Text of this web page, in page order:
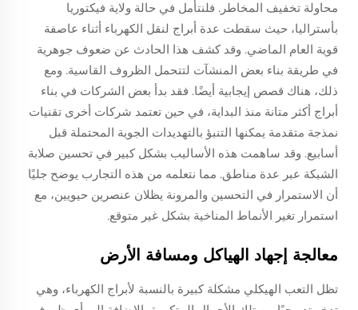
محاولة تخفيف المخاطر. فلنتأمل في حالة ولاية فيكتوريا
بأستراليا، حيث سقطت عدة أبراج لنقل الكهرباء أثناء عاصفة
قوية العام الماضي. وقد كشف هذا الحادث عن ضعوف جوهرية
في طريقة بناء بعض المنشآت لتتحمل الظروف القاسية. ومع
ذلك، هناك قصص إيجابية أيضًا. فقد بدأ بعض الشركات في بناء
أبراج أكثر متانة منذ البداية، في حين تعتمد شركات أخرى تقنيات
نمذجة متقدمة يمكنها التنبؤ بالتهديدات الجوية المحتملة قبل
أسابيع. وقد ساهمت هذه الأساليب بشكل كبير في تحسين صلابة
الشبكة عبر عدة مناطق. مما نتعلمه من هذه التجارب يوضح جليًا
أن الاستمرار في التحسين والمرونة يظلان عنصرين حيويين، مع
استمرار تغير الأنماط المناخية بشكل غير متوقع.
معالجة إجهاد الهياكل ومسافة الأرض
تظل التعب الهيكلي مشكلة كبيرة بالنسبة لأبراج الكهرباء، وهي